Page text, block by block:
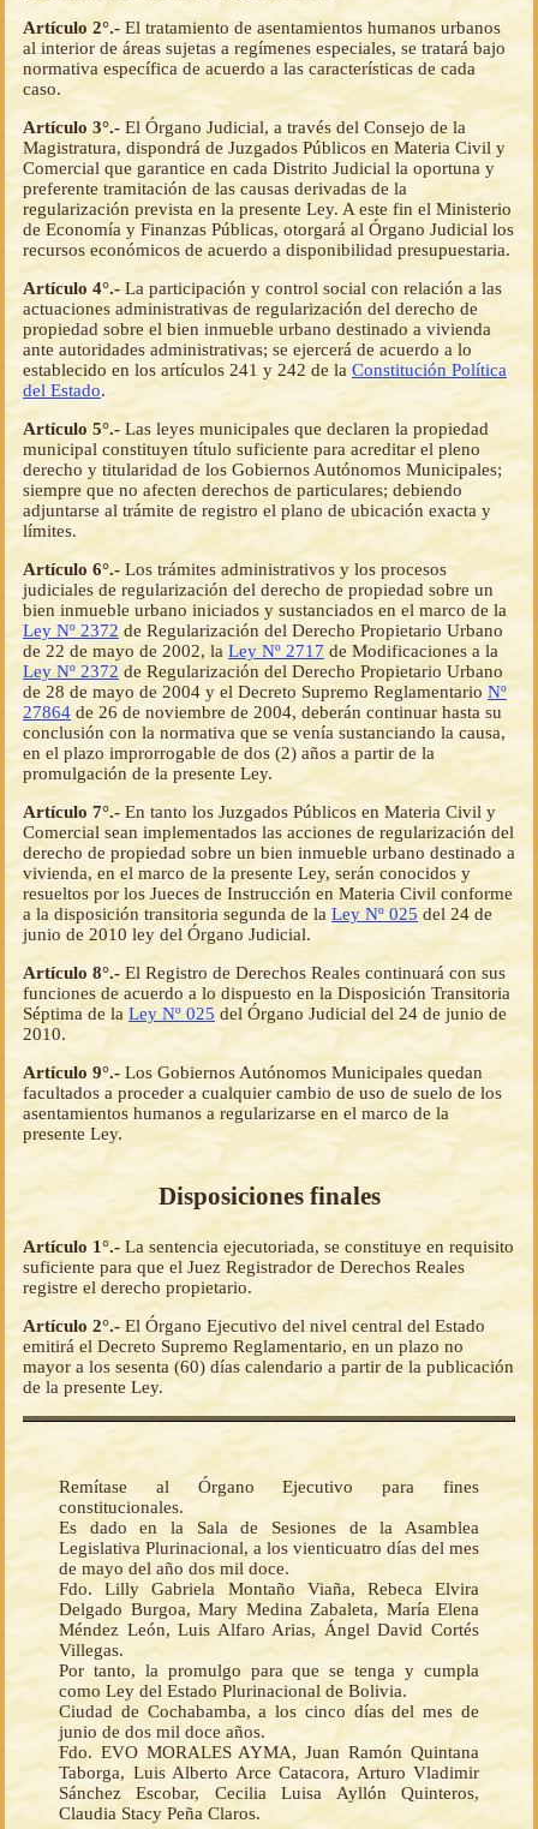
Artículo 2°.- El tratamiento de asentamientos humanos urbanos
al interior de áreas sujetas a regímenes especiales, se tratará bajo
normativa específica de acuerdo a las características de cada
caso.
Artículo 3°.- El Órgano Judicial, a través del Consejo de la
Magistratura, dispondrá de Juzgados Públicos en Materia Civil y
Comercial que garantice en cada Distrito Judicial la oportuna y
preferente tramitación de las causas derivadas de la
regularización prevista en la presente Ley. A este fin el Ministerio
de Economía y Finanzas Públicas, otorgará al Órgano Judicial los
recursos económicos de acuerdo a disponibilidad presupuestaria.
Artículo 4°.- La participación y control social con relación a las
actuaciones administrativas de regularización del derecho de
propiedad sobre el bien inmueble urbano destinado a vivienda
ante autoridades administrativas; se ejercerá de acuerdo a lo
establecido en los artículos 241 y 242 de la Constitución Política
del Estado.
Artículo 5°.- Las leyes municipales que declaren la propiedad
municipal constituyen título suficiente para acreditar el pleno
derecho y titularidad de los Gobiernos Autónomos Municipales;
siempre que no afecten derechos de particulares; debiendo
adjuntarse al trámite de registro el plano de ubicación exacta y
límites.
Artículo 6°.- Los trámites administrativos y los procesos
judiciales de regularización del derecho de propiedad sobre un
bien inmueble urbano iniciados y sustanciados en el marco de la
Ley Nº 2372 de Regularización del Derecho Propietario Urbano
de 22 de mayo de 2002, la Ley Nº 2717 de Modificaciones a la
Ley Nº 2372 de Regularización del Derecho Propietario Urbano
de 28 de mayo de 2004 y el Decreto Supremo Reglamentario Nº
27864 de 26 de noviembre de 2004, deberán continuar hasta su
conclusión con la normativa que se venía sustanciando la causa,
en el plazo improrrogable de dos (2) años a partir de la
promulgación de la presente Ley.
Artículo 7°.- En tanto los Juzgados Públicos en Materia Civil y
Comercial sean implementados las acciones de regularización del
derecho de propiedad sobre un bien inmueble urbano destinado a
vivienda, en el marco de la presente Ley, serán conocidos y
resueltos por los Jueces de Instrucción en Materia Civil conforme
a la disposición transitoria segunda de la Ley Nº 025 del 24 de
junio de 2010 ley del Órgano Judicial.
Artículo 8°.- El Registro de Derechos Reales continuará con sus
funciones de acuerdo a lo dispuesto en la Disposición Transitoria
Séptima de la Ley Nº 025 del Órgano Judicial del 24 de junio de
2010.
Artículo 9°.- Los Gobiernos Autónomos Municipales quedan
facultados a proceder a cualquier cambio de uso de suelo de los
asentamientos humanos a regularizarse en el marco de la
presente Ley.
Disposiciones finales
Artículo 1°.- La sentencia ejecutoriada, se constituye en requisito
suficiente para que el Juez Registrador de Derechos Reales
registre el derecho propietario.
Artículo 2°.- El Órgano Ejecutivo del nivel central del Estado
emitirá el Decreto Supremo Reglamentario, en un plazo no
mayor a los sesenta (60) días calendario a partir de la publicación
de la presente Ley.
Remítase al Órgano Ejecutivo para fines
constitucionales.
Es dado en la Sala de Sesiones de la Asamblea
Legislativa Plurinacional, a los vienticuatro días del mes
de mayo del año dos mil doce.
Fdo. Lilly Gabriela Montaño Viaña, Rebeca Elvira
Delgado Burgoa, Mary Medina Zabaleta, María Elena
Méndez León, Luis Alfaro Arias, Ángel David Cortés
Villegas.
Por tanto, la promulgo para que se tenga y cumpla
como Ley del Estado Plurinacional de Bolivia.
Ciudad de Cochabamba, a los cinco días del mes de
junio de dos mil doce años.
Fdo. EVO MORALES AYMA, Juan Ramón Quintana
Taborga, Luis Alberto Arce Catacora, Arturo Vladimir
Sánchez Escobar, Cecilia Luisa Ayllón Quinteros,
Claudia Stacy Peña Claros.